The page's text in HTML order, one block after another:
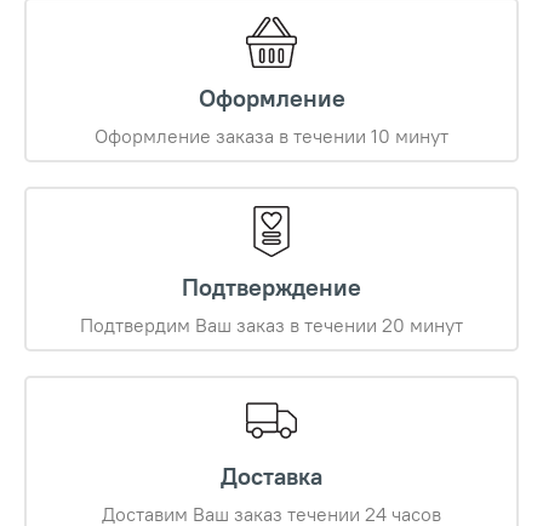
Оформление
Оформление заказа в течении 10 минут
Подтверждение
Подтвердим Ваш заказ в течении 20 минут
Доставка
Доставим Ваш заказ течении 24 часов